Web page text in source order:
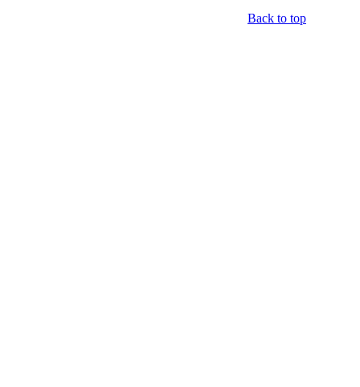
Back to top